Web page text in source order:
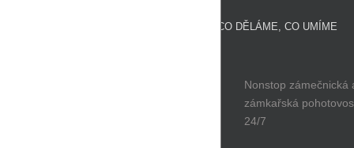
CO DĚLÁME, CO UMÍME
Nonstop zámečnická
zámkařská
24/7